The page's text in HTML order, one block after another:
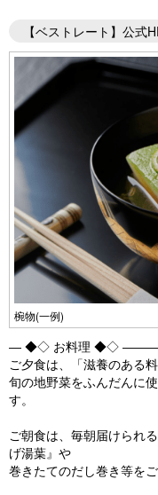
【ベストレート】公式
椀物(一例)
― ◆◇ お料理 ◆◇
ご夕食は、「滋養のある
旬の地野菜をふんだんに
す。
ご朝食は、毎朝届けられ
げ湯葉』や
巻きたてのだし巻き等を